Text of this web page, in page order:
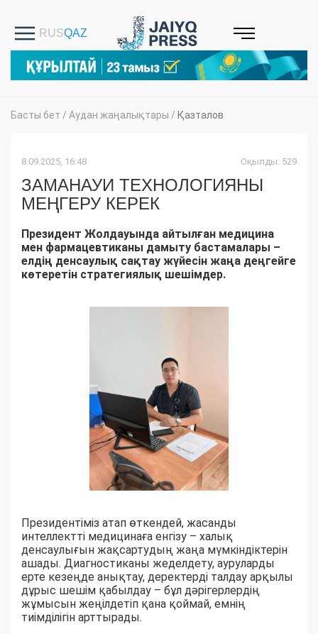
Басты бет / Аудан жаңалықтары / Қазталов
8.09.2025, 16:48 Оқылды: 529
ЗАМАНАУИ ТЕХНОЛОГИЯНЫ
МЕҢГЕРУ КЕРЕК
Президент Жолдауында айтылған медицина
мен фармацевтиканы дамыту бастамалары –
елдің денсаулық сақтау жүйесін жаңа деңгейге
көтеретін стратегиялық шешімдер.
Президентіміз атап өткендей, жасанды
интеллектті медицинаға енгізу – халық
денсаулығын жақсартудың жаңа мүмкіндіктерін
ашады. Диагностиканы жеделдету, ауруларды
ерте кезеңде анықтау, деректерді талдау арқылы
дұрыс шешім қабылдау – бұл дәрігерлердің
жұмысын жеңілдетіп қана қоймай, емнің
тиімділігін арттырады.